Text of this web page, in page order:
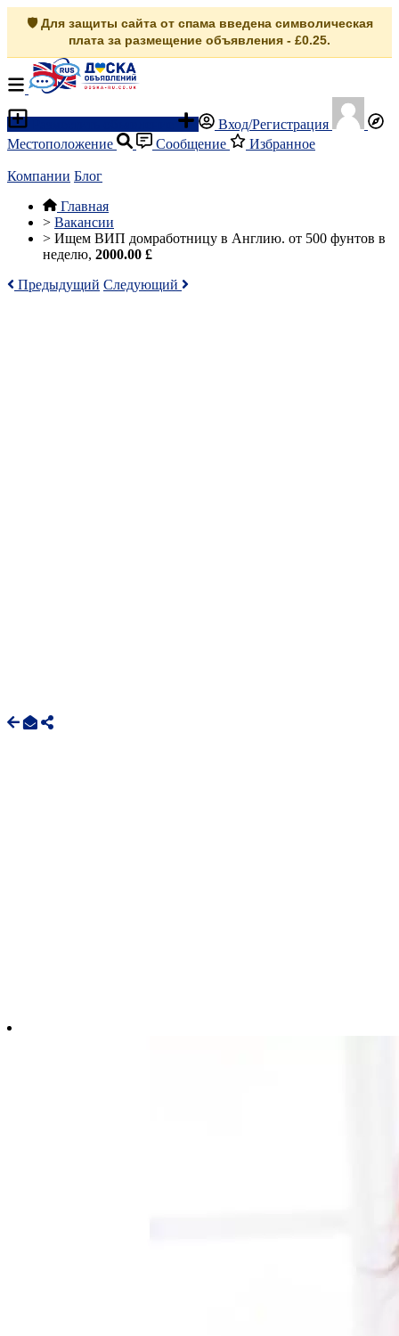
🛡️ Для защиты сайта от спама введена символическая
плата за размещение объявления - £0.25.
Вход/Регистрация
Местоположение
Сообщение Избранное
Компании Блог
Главная
> Вакансии
> Ищем ВИП домработницу в Англию. от 500 фунтов в
неделю, 2000.00 £
Предыдущий Следующий